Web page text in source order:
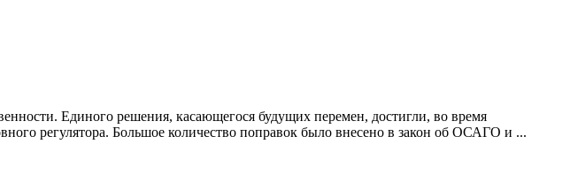
Единого решения, касающегося будущих перемен, достигли, во время
регулятора. Большое количество поправок было внесено в закон об ОСАГО и ...